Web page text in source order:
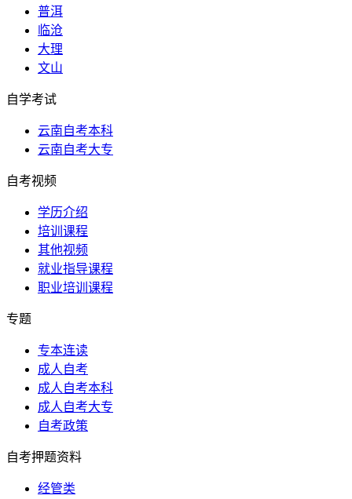
普洱
临沧
大理
文山
自学考试
云南自考本科
云南自考大专
自考视频
学历介绍
培训课程
其他视频
就业指导课程
职业培训课程
专题
专本连读
成人自考
成人自考本科
成人自考大专
自考政策
自考押题资料
经管类